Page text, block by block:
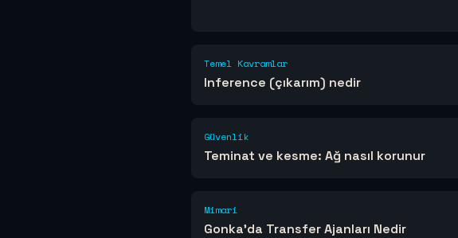
Temel Kavramlar
Inference (çıkarım) nedir
Güvenlik
Teminat ve kesme: Ağ nasıl korunur
Mimari
Gonka'da Transfer Ajanları Nedir